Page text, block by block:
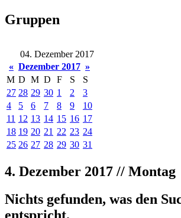
Gruppen
04. Dezember 2017
« Dezember 2017 »
M D M D F S
S
27 28 29 30 1 2
3
4
5 6 7 8 9
10
11 12 13 14 15 16 17
18 19 20 21 22 23 24
25 26 27 28 29 30 31
4. Dezember 2017 // Montag
Nichts gefunden, was den
entspricht.